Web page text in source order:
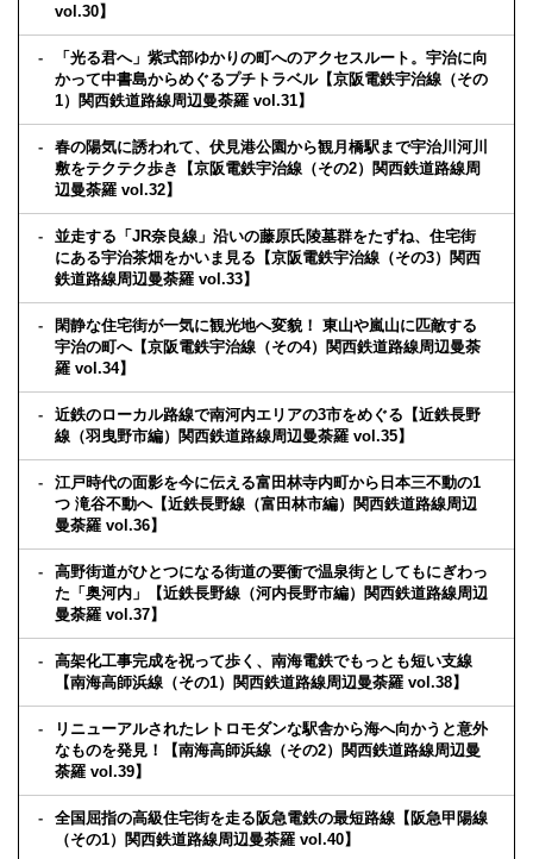
vol.30】
「光る君へ」紫式部ゆかりの町へのアクセスルート。宇治に向
かって中書島からめぐるプチトラベル【京阪電鉄宇治線（その
1）関西鉄道路線周辺曼荼羅 vol.31】
春の陽気に誘われて、伏見港公園から観月橋駅まで宇治川河川
敷をテクテク歩き【京阪電鉄宇治線（その2）関西鉄道路線周
辺曼荼羅 vol.32】
並走する「JR奈良線」沿いの藤原氏陵墓群をたずね、住宅街
にある宇治茶畑をかいま見る【京阪電鉄宇治線（その3）関西
鉄道路線周辺曼荼羅 vol.33】
閑静な住宅街が一気に観光地へ変貌！ 東山や嵐山に匹敵する
宇治の町へ【京阪電鉄宇治線（その4）関西鉄道路線周辺曼荼
羅 vol.34】
近鉄のローカル路線で南河内エリアの3市をめぐる【近鉄長野
線（羽曳野市編）関西鉄道路線周辺曼荼羅 vol.35】
江戸時代の面影を今に伝える富田林寺内町から日本三不動の1
つ 滝谷不動へ【近鉄長野線（富田林市編）関西鉄道路線周辺
曼荼羅 vol.36】
高野街道がひとつになる街道の要衝で温泉街としてもにぎわっ
た「奥河内」【近鉄長野線（河内長野市編）関西鉄道路線周辺
曼荼羅 vol.37】
高架化工事完成を祝って歩く、南海電鉄でもっとも短い支線
【南海高師浜線（その1）関西鉄道路線周辺曼荼羅 vol.38】
リニューアルされたレトロモダンな駅舎から海へ向かうと意外
なものを発見！【南海高師浜線（その2）関西鉄道路線周辺曼
荼羅 vol.39】
全国屈指の高級住宅街を走る阪急電鉄の最短路線【阪急甲陽線
（その1）関西鉄道路線周辺曼荼羅 vol.40】